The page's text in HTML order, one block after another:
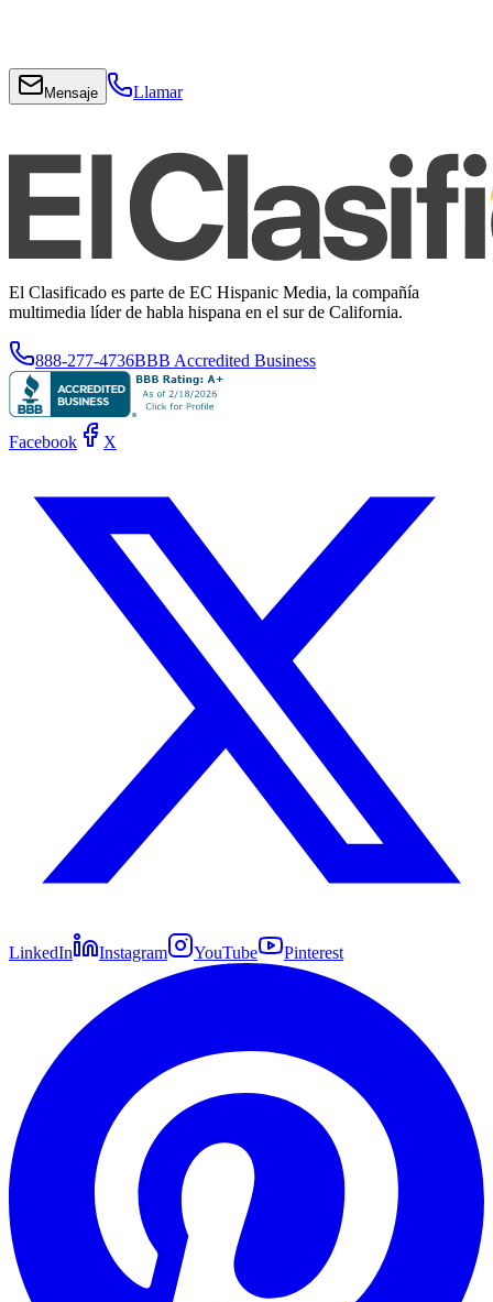
Mensaje Llamar
El Clasificado es parte de EC Hispanic Media, la compañía
multimedia líder de habla hispana en el sur de California.
888-277-4736BBB Accredited Business
Facebook X
LinkedIn Instagram YouTube Pinterest